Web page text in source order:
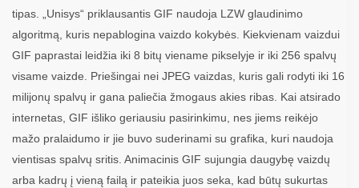
tipas. „Unisys“ priklausantis GIF naudoja LZW glaudinimo
algoritmą, kuris nepablogina vaizdo kokybės. Kiekvienam vaizdui
GIF paprastai leidžia iki 8 bitų viename pikselyje ir iki 256 spalvų
visame vaizde. Priešingai nei JPEG vaizdas, kuris gali rodyti iki 16
milijonų spalvų ir gana paliečia žmogaus akies ribas. Kai atsirado
internetas, GIF išliko geriausiu pasirinkimu, nes jiems reikėjo
mažo pralaidumo ir jie buvo suderinami su grafika, kuri naudoja
vientisas spalvų sritis. Animacinis GIF sujungia daugybę vaizdų
arba kadrų į vieną failą ir pateikia juos seka, kad būtų sukurtas